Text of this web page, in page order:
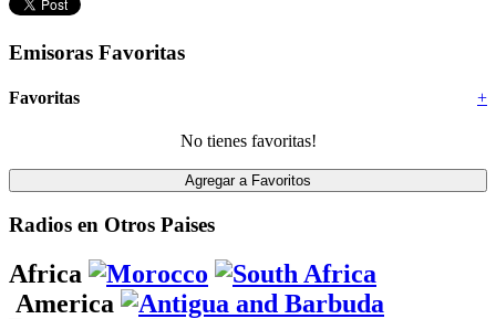
Emisoras Favoritas
+
Favoritas
No tienes favoritas!
Radios en Otros Paises
Africa
America